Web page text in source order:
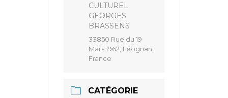
CULTUREL
GEORGES
BRASSENS
33850 Rue du 19
Mars 1962, Léognan,
France
CATÉGORIE